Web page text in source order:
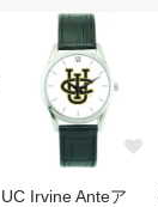
UC Irvine Anteア